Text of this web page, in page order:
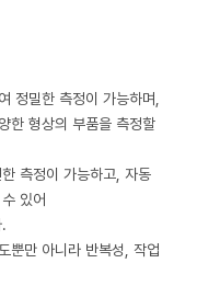
정밀한 측정이 가능하며,
한 형상의 부품을 측정할
측정이 가능하고, 자동
있어
뿐만 아니라 반복성, 작업